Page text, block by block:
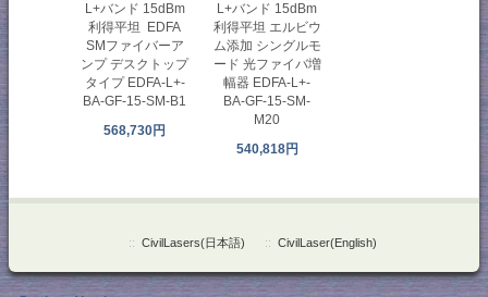
L+バンド 15dBm
利得平坦 EDFA
SMファイバーア
ンプ デスクトップ
タイプ EDFA-L+-
BA-GF-15-SM-B1
568,730円
L+バンド 15dBm
利得平坦 エルビウ
ム添加 シングルモ
ード 光ファイバ増
幅器 EDFA-L+-
BA-GF-15-SM-
M20
540,818円
:: CivilLasers(日本語) :: CivilLaser(English)